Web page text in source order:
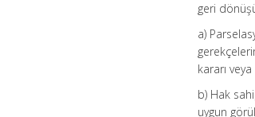
geri
a)
kararı
b) Hak
uygun